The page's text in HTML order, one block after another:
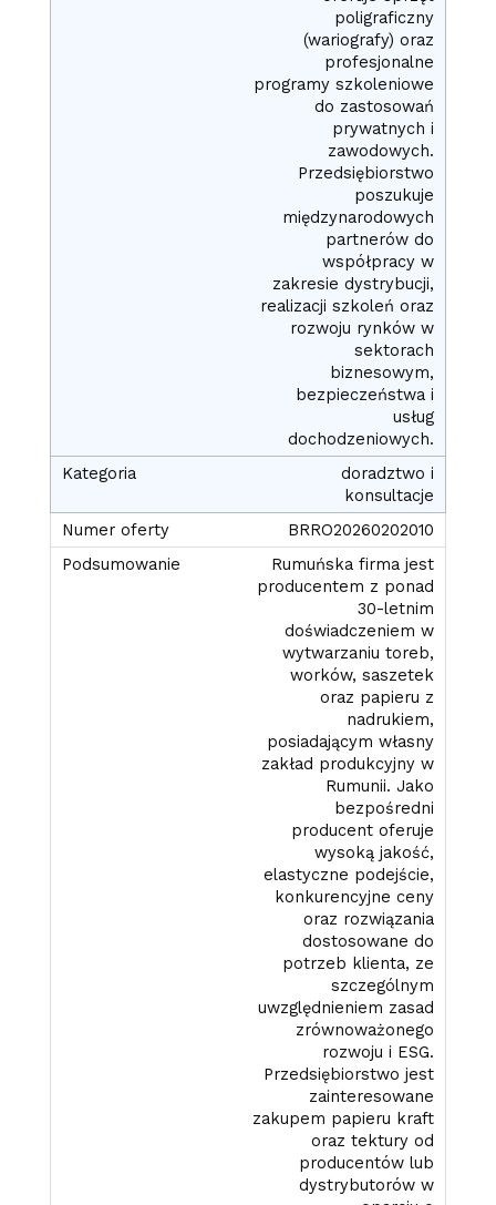
poligraficzny
(wariografy) oraz
profesjonalne
programy szkoleniowe
do zastosowań
prywatnych i
zawodowych.
Przedsiębiorstwo
poszukuje
międzynarodowych
partnerów do
współpracy w
zakresie dystrybucji,
realizacji szkoleń oraz
rozwoju rynków w
sektorach
biznesowym,
bezpieczeństwa i
usług
dochodzeniowych.
doradztwo i
konsultacje
BRRO20260202010
Rumuńska firma jest
producentem z ponad
30-letnim
doświadczeniem w
wytwarzaniu toreb,
worków, saszetek
oraz papieru z
nadrukiem,
posiadającym własny
zakład produkcyjny w
Rumunii. Jako
bezpośredni
producent oferuje
wysoką jakość,
elastyczne podejście,
konkurencyjne ceny
oraz rozwiązania
dostosowane do
potrzeb klienta, ze
szczególnym
uwzględnieniem zasad
zrównoważonego
rozwoju i ESG.
Przedsiębiorstwo jest
zainteresowane
zakupem papieru kraft
oraz tektury od
producentów lub
dystrybutorów w